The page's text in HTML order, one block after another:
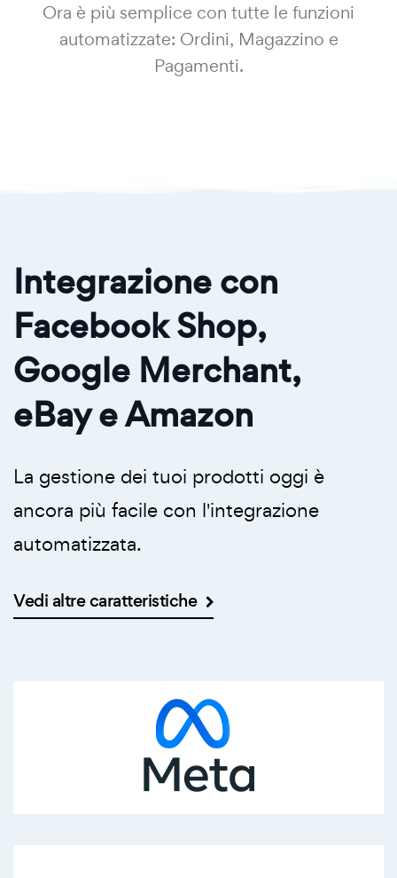
Ora è più semplice con tutte le funzioni
automatizzate: Ordini, Magazzino e
Pagamenti.
Integrazione con
Facebook Shop,
Google Merchant,
eBay e Amazon
La gestione dei tuoi prodotti oggi è
ancora più facile con l'integrazione
automatizzata.
Vedi altre caratteristiche